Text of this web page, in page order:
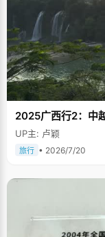
2025广西行2：中
UP主: 卢颖
旅行 • 2026/7/20